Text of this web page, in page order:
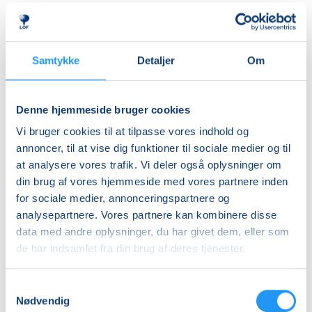
Samtykke Detaljer Om
Denne hjemmeside bruger cookies
Vi bruger cookies til at tilpasse vores indhold og
annoncer, til at vise dig funktioner til sociale medier og til
at analysere vores trafik. Vi deler også oplysninger om
din brug af vores hjemmeside med vores partnere inden
for sociale medier, annonceringspartnere og
analysepartnere. Vores partnere kan kombinere disse
data med andre oplysninger, du har givet dem, eller som
de har indsamlet fra din brug af deres tjenester.
Nødvendig
som inviterer til leg, bevægelse og nysgerrighed.
Aktiviteterne tilpasses børnenes alder og udvikling,
så alle kan være med – uanset forudsætninger.
genkendelse. De velkendte sange, lege og
føle sig hjemme, deltage aktivt og udvikle sig i sit eget
tempo.
Undervejs får I inspiration til enkle og sjove
bevægelseslege, som kan tages med hjem og skabe
hyggelige stunder i hverdagen.
Det hele foregår i en afslappet og positiv atmosfære
fyldt med glæde, nærvær og fællesskab med andre
forældre og børn. Kom og leg, syng, dans og bevæg
dig sammen med dit barn – det er sjovt, udviklende
Ledig-KBH
Ledig-FRB
DKK 932,00
DKK 912,00
Studerende-FRB
DKK 932,00
Unge (18-25 år)-KBH
DKK 912,00
Info
904171